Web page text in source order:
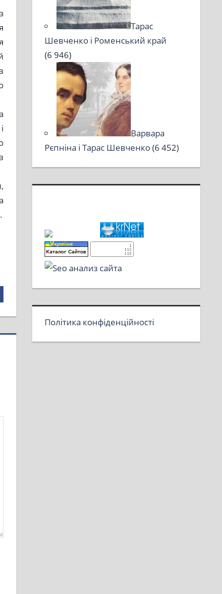
Тарас
Шевченко і Роменський край
(6 946)
Варвара
Рєпніна і Тарас Шевченко(6 452)
Політика конфіденційності